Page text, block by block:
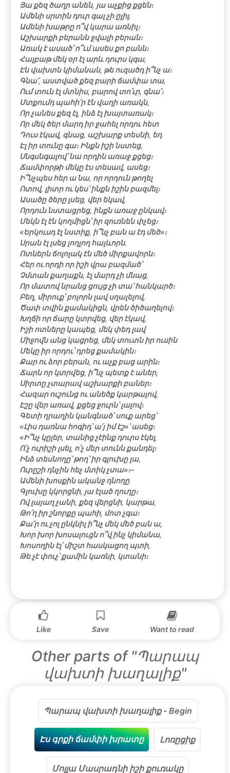
Յա քեզ ծաղր անեն, յա աչքից քցեն։
Ամենի սրտին դուր գալ չի ըլիլ.
Ամենի խաթրը ո՞վ կարա առնիլ։
Աշխարքի բերանն ջվալի բերան։
Առակ է ասած՝ ո՞ւմ ասես քո բանն։
Հալբաթ մեկ օր էլ արև դուրս կգա,
Էն վախտն կիմանան, թե ուզածդ ի՞նչ ա։
Գնա՛, աստված քեզ բարի ճամփա տա,
Ում տուն էլ մտնիս, բարով տո՛ւր, գնա՛։
Մտքումդ պահի՛ր էն վաղի առակն,
Որ չանես քեզ էլ, ինձ էլ խայտառակ։
Որ մեկ ծեր մարդ իր ջահել որդու հետ
Դուս էկավ, գնաց, աշխարք տեսնի, եդ
Էլ իր տունը գա։ Ինքն իշի նստեց,
Սնգսնգալով՝ նա որդին առաջ քցեց։
Ճամփորթի մեկը էս տեսավ, ասեց։
Ի՞նչպես հեր ա նա, որ որդուն թողել
Ոտով, լիտր ու կես՝ ինքն իշին բազմել։
Ասածը ծերը լսեց, վեր եկավ,
Որդուն նստացրեց, ինքն առաջ ընկավ։
Մեկն էլ էն կողմիցն՝ իր զուռնեն փչեց։
«Երկուսդ էլ նստիք, ի՞նչ բան ա էդ մեծ»։
Սրան էլ լսեց լողլող հալևորն.
Ոտներն ճոլոլակ էն մեծ միրքավորն։
Հեր ու որդի որ իշի վրա բազմած՝
Չմտան քաղաքն, էլ մարդ չի մնաց,
Որ մատով նրանց ցույց չի տա՝ հանկարծ։
Բեղ, միրուք՝ բոլորն լավ սղալելով,
Ծափ տվին քամակիցն, վրեն ծիծաղելով։
Խղճի որ ճարը կտրվեց, վեր էկավ,
Իշի ոտները կապեց, մեկ փեդ լավ
Միջովն անց կացրեց, մեկ տուտն իր ուսին
Մեկը իր որդու՝ դրեց քամակին։
Քար ու ձոր բերան, ու աչք բաց արին։
Ճարն որ կտրվեց, ի՞նչ պետք է աներ,
Սիրտը չտարավ աշխարքի բաներ։
Հազար ուշունց ու անեծք կարթալով,
Էշը վեր առավ, քցեց ջուրն՝ լալով։
Գետի ղրաղին կանգնած՝ սուք արեց՝
«Լիս դառնա հոգիդ՝ ա՛յ իմ էշ»՝ ասեց։
«Ի՞նչ կըլեր, տանից չէինք դուրս էկել,
Ո՛չ ուրիշի լսել, ո՛չ մեր տունն քանդել։
Ինձ տեսնողը՝ թող՝ իր գլուխը լա,
Ուրըշի դնչին հեչ մտիկ չտա»։–
Ամենի խոսքին ականջ դնողը
Գլուխը կկորցնի, յա էլած ղուղը։
Ով լայաղ չանի, քեզ վերցնի, կարթա,
Թո՛ղ իր շնորքը պահի, մոտ չգա։
Քա՛ր ու չոլ ընկնիլ ի՞նչ մեկ մեծ բան ա,
Խոր խոր խոսալուցն ո՞վ ինչ կիմանա,
Խոսողին էլ՝ միշտ հասկացող պտի,
Թե չէ փուչ՝ քամին կառնի, կտանի։
Like Save Want to read
Other parts of "Պարապ
վախտի խաղալիք"
Պարապ վախտի խաղալիք - Begin
Էս գրքի ճամփի խրատը Լոռըցիք
Մոլլա Մասրադնի իշի քուռակը